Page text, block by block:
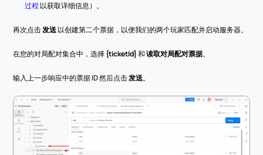
过程 以获取详细信息）。
再次点击 发送 以创建第二个票据，以便我们的两个玩家匹配并启动服务器。
在您的对局配对集合中，选择 {ticketId} 和 读取对局配对票据。
输入上一步响应中的票据 ID 然后点击 发送。